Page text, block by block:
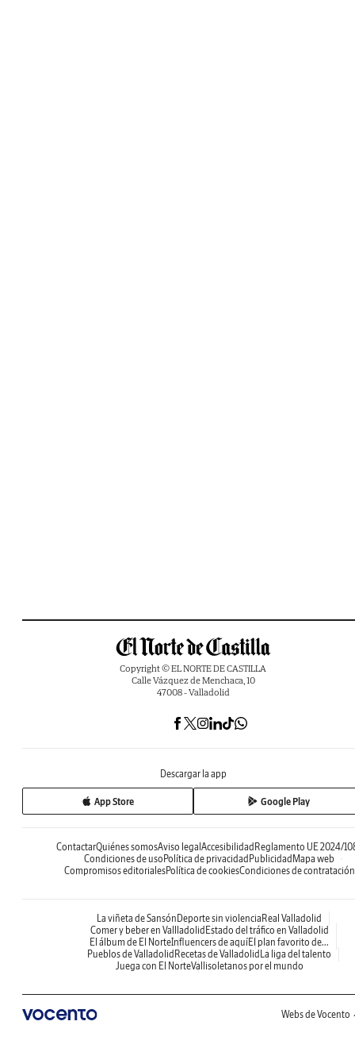
Copyright © EL NORTE DE CASTILLA
Calle Vázquez de Menchaca, 10
47008 - Valladolid
Descargar la app
App Store Google Play
ContactarQuiénes somosAviso legal Accesibilidad Reglamento UE 2024/
Condiciones de uso Política de privacidad Publicidad Mapa web
Compromisos editorialesPolítica de cookiesCondiciones de contratación
La viñeta de Sansón Deporte sin violencia Real Valladolid
Comer y beber en Vallladolid Estado del tráfico en Valladolid
El álbum de El NorteInfluencers de aquíEl plan favorito de...
Pueblos de Valladolid Recetas de Valladolid La liga del talento
Juega con El NorteVallisoletanos por el mundo
Webs de Vocento